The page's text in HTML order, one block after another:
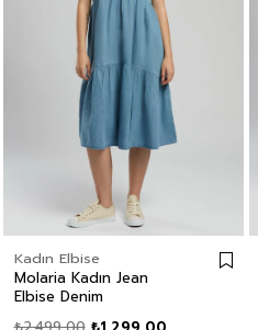
Kadın Elbise
Molaria Kadın Jean
Elbise Denim